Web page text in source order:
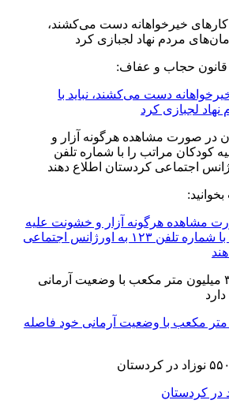
حجاب و عفاف:
دست می‌کشند، نباید با
لجبازی کرد
مشاهده هرگونه آزار و خشونت علیه
کودکان مراتب را با شماره تلفن ۱۲۳ به اورژانس اجتماعی
میلیون متر مکعب با وضعیت آرمانی خود فاصله